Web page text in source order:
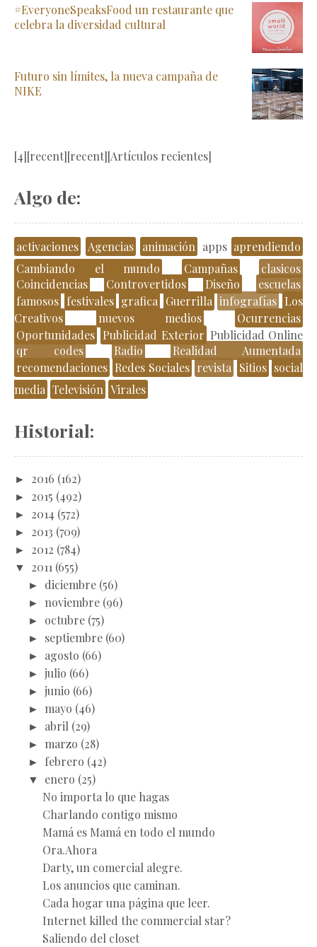
#EveryoneSpeaksFood un restaurante que
celebra la diversidad cultural
Futuro sin límites, la nueva campaña de
NIKE
[4][recent][recent][Artículos recientes]
Algo de:
activaciones Agencias animación apps aprendiendo
Cambiando el mundo
Campañas
clasicos
Coincidencias
Controvertidos Diseño
escuelas
famosos festivales grafica Guerrilla infografías Los
Creativos
nuevos medios
Ocurrencias
Oportunidades Publicidad Exterior Publicidad Online
qr codes
Radio
Realidad Aumentada
recomendaciones Redes Sociales revista Sitios social
media Televisión Virales
Historial:
► 2016 (162)
► 2015 (492)
► 2014 (572)
► 2013 (709)
► 2012 (784)
▼ 2011 (655)
► diciembre (56)
► noviembre (96)
► octubre (75)
► septiembre (60)
► agosto (66)
► julio (66)
► junio (66)
► mayo (46)
► abril (29)
► marzo (28)
► febrero (42)
▼ enero (25)
No importa lo que hagas
Charlando contigo mismo
Mamá es Mamá en todo el mundo
Ora.Ahora
Darty, un comercial alegre.
Los anuncios que caminan.
Cada hogar una página que leer.
Internet killed the commercial star?
Saliendo del closet